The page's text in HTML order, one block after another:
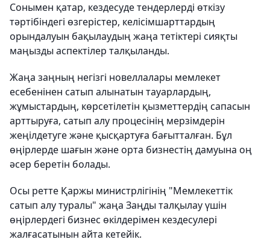
Сонымен қатар, кездесуде тендерлерді өткізу
тәртібіндегі өзгерістер, келісімшарттардың
орындалуын бақылаудың жаңа тетіктері сияқты
маңызды аспектілер талқыланды.
Жаңа заңның негізгі новеллалары мемлекет
есебенінен сатып алынатын тауарлардың,
жұмыстардың, көрсетілетін қызметтердің сапасын
арттыруға, сатып алу процесінің мерзімдерін
жеңілдетуге және қысқартуға бағытталған. Бұл
өңірлерде шағын және орта бизнестің дамуына оң
әсер беретін болады.
Осы ретте Қаржы министрлігінің "Мемлекеттік
сатып алу туралы" жаңа Заңды талқылау үшін
өңірлердегі бизнес өкілдерімен кездесулері
жалғасатынын айта кетейік.